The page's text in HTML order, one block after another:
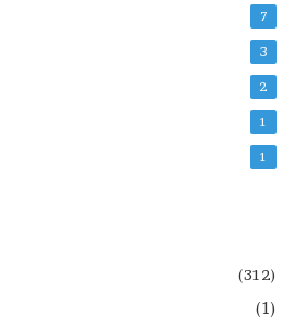
7
3
2
1
1
(312)
(1)